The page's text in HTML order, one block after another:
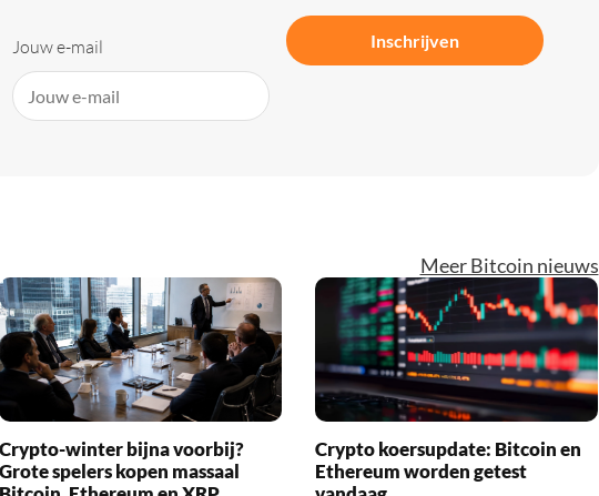
Jouw e-mail Inschrijven
Meer Bitcoin nieuws
Crypto-winter bijna voorbij?
Grote spelers kopen massaal
Crypto koersupdate: Bitcoin en
Ethereum worden getest